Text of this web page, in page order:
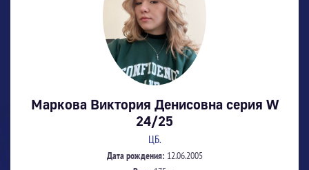
Маркова Виктория Денисовна серия W
24/25
ЦБ.
Дата рождения: 12.06.2005